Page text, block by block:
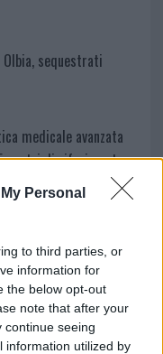
Personal
to third parties, or
information for
the below opt-out
note that after your
continue seeing
information utilized by
sequestrati
medicale avanzata
centri di riferimento
il Campo Base:
grande